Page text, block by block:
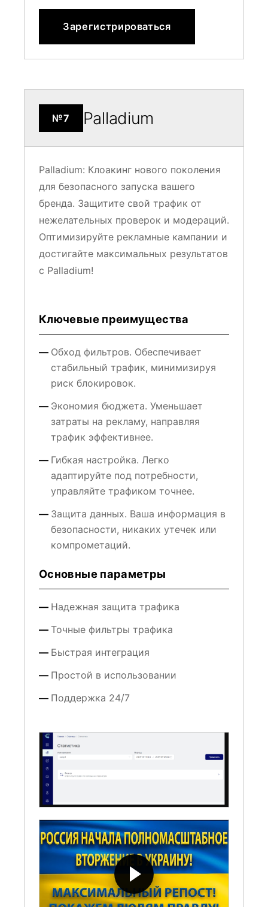
Зарегистрироваться
№7 Palladium
Palladium: Клоакинг нового поколения
для безопасного запуска вашего
бренда. Защитите свой трафик от
нежелательных проверок и модераций.
Оптимизируйте рекламные кампании и
достигайте максимальных результатов
с Palladium!
Ключевые преимущества
Обход фильтров. Обеспечивает
стабильный трафик, минимизируя
риск блокировок.
Экономия бюджета. Уменьшает
затраты на рекламу, направляя
трафик эффективнее.
Гибкая настройка. Легко
адаптируйте под потребности,
управляйте трафиком точнее.
Защита данных. Ваша информация в
безопасности, никаких утечек или
компрометаций.
Основные параметры
Надежная защита трафика
Точные фильтры трафика
Быстрая интеграция
Простой в использовании
Поддержка 24/7